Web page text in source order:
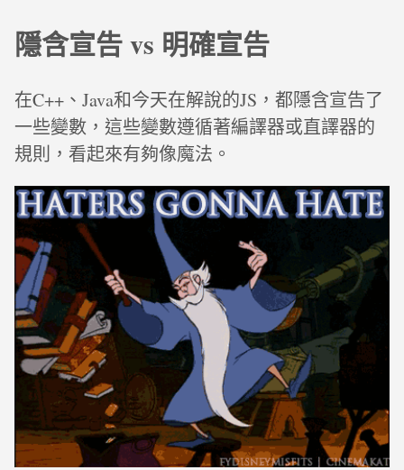
隱含宣告 vs 明確宣告
在C++、Java和今天在解說的JS，都隱含宣告了
一些變數，這些變數遵循著編譯器或直譯器的
規則，看起來有夠像魔法。